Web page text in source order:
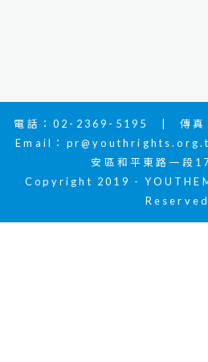
電話：02-2369-5195 | 傳
Email：
安區和平東路一段
Copyright 2019 -